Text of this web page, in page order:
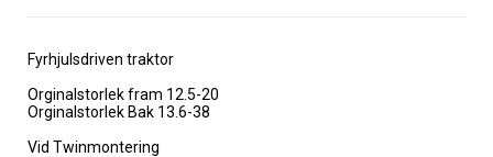
Fyrhjulsdriven traktor
Orginalstorlek fram 12.5-20
Orginalstorlek Bak 13.6-38
Vid Twinmontering